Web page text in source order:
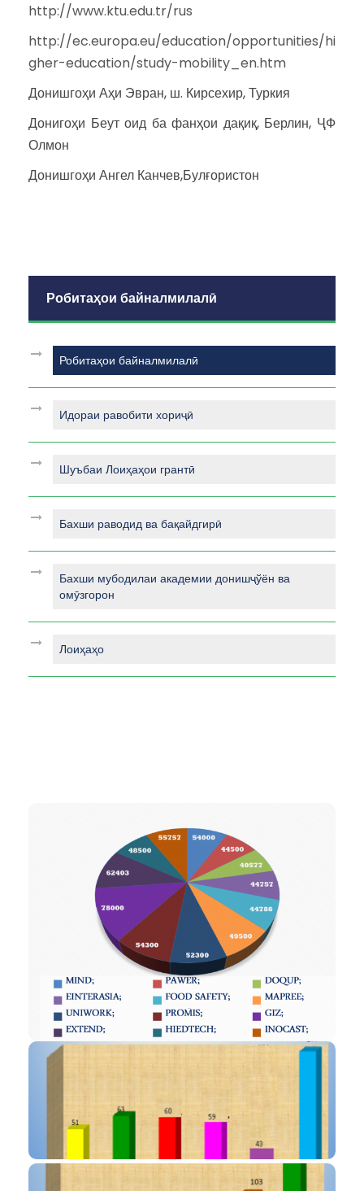
http://www.ktu.edu.tr/rus
http://ec.europa.eu/education/opportunities/hi
gher-education/study-mobility_en.htm
Донишгоҳи Аҳи Эвран, ш. Кирсехир, Туркия
Донигоҳи Беут оид ба фанҳои дақиқ, Берлин, ҶФ
Олмон
Донишгоҳи Ангел Канчев,Булғористон
Робитаҳои байналмилалӣ
Робитаҳои байналмилалӣ
Идораи равобити хориҷӣ
Шуъбаи Лоиҳаҳои грантӣ
Бахши раводид ва бақайдгирӣ
Бахши мубодилаи академии донишҷўён ва
омӯзгорон
Лоиҳаҳо